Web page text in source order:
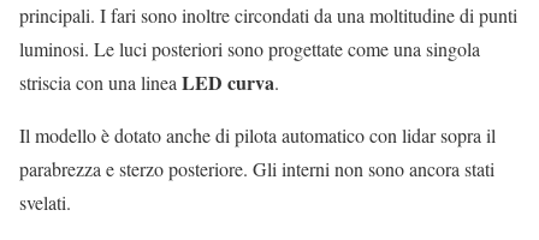
principali. I fari sono inoltre circondati da una moltitudine di punti
luminosi. Le luci posteriori sono progettate come una singola
striscia con una linea LED curva.
Il modello è dotato anche di pilota automatico con lidar sopra il
parabrezza e sterzo posteriore. Gli interni non sono ancora stati
svelati.